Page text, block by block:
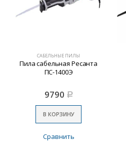
САБЕЛЬНЫЕ ПИЛЫ
Пила сабельная Ресанта
ПС-1400Э
9790 Р
В КОРЗИНУ
Сравнить